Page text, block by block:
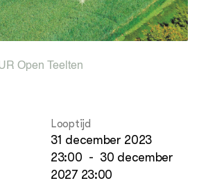
Open Teelten
Looptijd
31 december 2023
23:00 - 30 december
2027 23:00